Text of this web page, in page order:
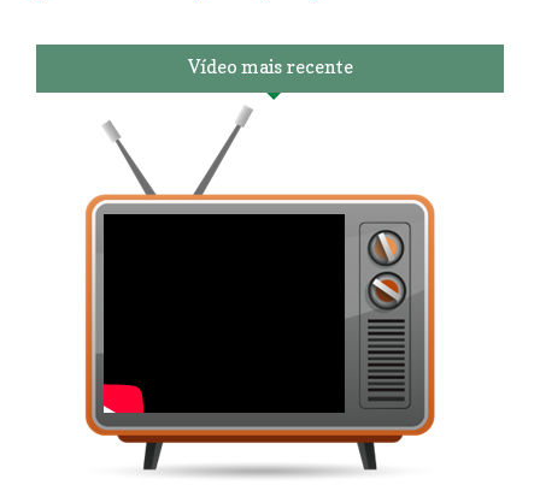
Vídeo mais recente